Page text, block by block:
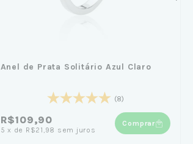
Anel de Prata Solitário Azul Claro
(8)
R$109,90
5 x de R$21,98 sem juros
Comprar